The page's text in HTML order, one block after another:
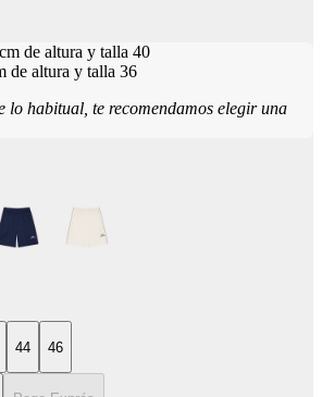
de altura y talla 40
de altura y talla 36
lo habitual, te recomendamos elegir una
44 46